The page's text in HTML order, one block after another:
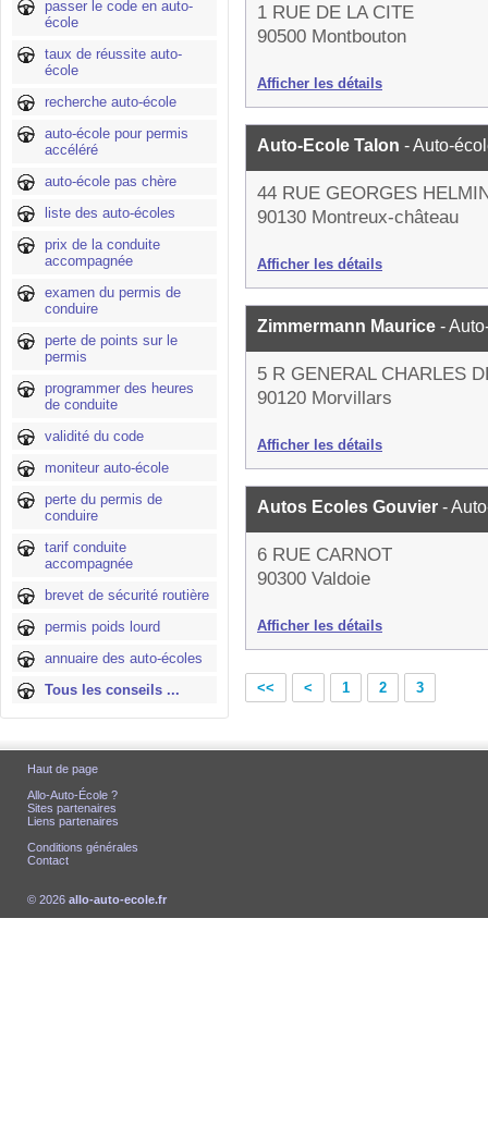
passer le code en auto-
école
taux de réussite auto-
école
recherche auto-école
auto-école pour permis
accéléré
auto-école pas chère
liste des auto-écoles
prix de la conduite
accompagnée
examen du permis de
conduire
perte de points sur le
permis
programmer des heures
de conduite
validité du code
moniteur auto-école
perte du permis de
conduire
tarif conduite
accompagnée
brevet de sécurité routière
permis poids lourd
annuaire des auto-écoles
Tous les conseils ...
1 RUE DE LA CITE
90500 Montbouton
Afficher les détails
Auto-Ecole Talon - Auto-
44 RUE GEORGES
90130 Montreux-château
Afficher les détails
Zimmermann Maurice -
5 R GENERAL CHARLES
90120 Morvillars
Afficher les détails
Autos Ecoles Gouvier -
6 RUE CARNOT
90300 Valdoie
Afficher les détails
<< < 1 2 3
Haut de page
Allo-Auto-École ?
Sites partenaires
Liens partenaires
Conditions générales
Contact
© 2026 allo-auto-ecole.fr